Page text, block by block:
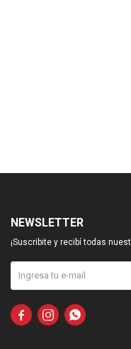
NEWSLETTER
¡Suscribite y recibí todas
  